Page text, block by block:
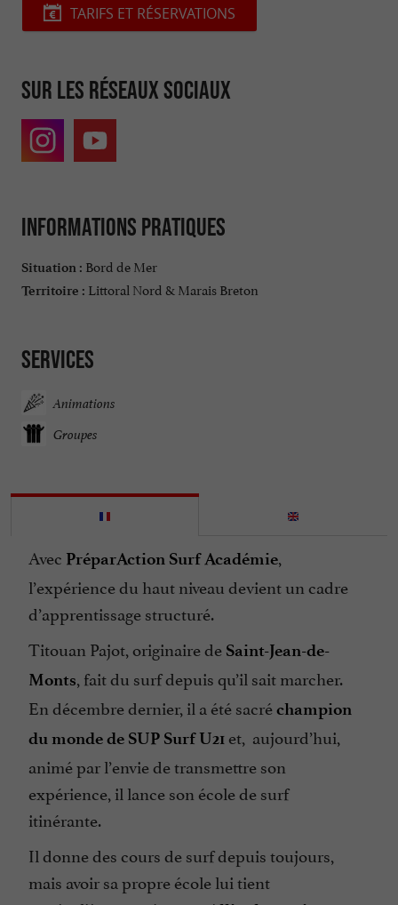
TARIFS ET RÉSERVATIONS
Sur les réseaux sociaux
Informations pratiques
Situation : Bord de Mer
Territoire : Littoral Nord & Marais Breton
Services
Animations
Groupes
Avec PréparAction Surf Académie
l’expérience du haut niveau devient un cadre
d’apprentissage structuré.
Titouan Pajot, originaire de Saint-Jean-de-
Monts , fait du surf depuis qu’il sait marcher.
En décembre dernier, il a été sacréchampion
du monde de SUP Surf U21 et, aujourd’hui,
animé par l’envie de transmettre son
expérience, il lance son école de surf
itinérante.
Il donne des cours de surf depuis toujours,
mais avoir sa propre école lui tient